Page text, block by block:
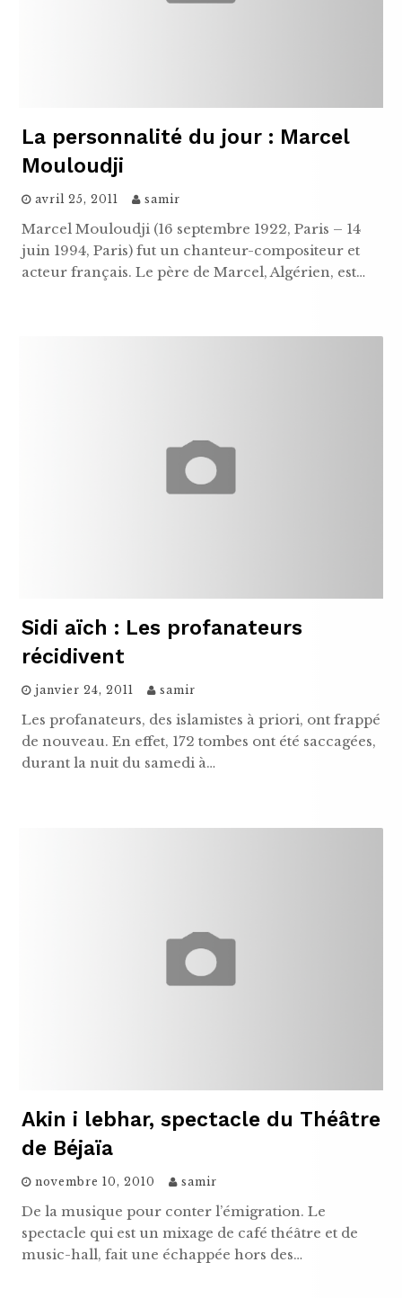
La personnalité du jour : Marcel
Mouloudji
avril 25, 2011 samir
Marcel Mouloudji (16 septembre 1922, Paris – 14
juin 1994, Paris) fut un chanteur-compositeur et
acteur français. Le père de Marcel, Algérien, est…
Sidi aïch : Les profanateurs
récidivent
janvier 24, 2011 samir
Les profanateurs, des islamistes à priori, ont frappé
de nouveau. En effet, 172 tombes ont été saccagées,
durant la nuit du samedi à…
Akin i lebhar, spectacle du Théâtre
de Béjaïa
novembre 10, 2010 samir
De la musique pour conter l’émigration. Le
spectacle qui est un mixage de café théâtre et de
music-hall, fait une échappée hors des…